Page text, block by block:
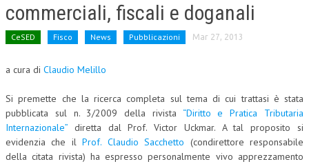
TRIBUTARIA
PENALE
NEWS
ARCHIVIO EVENTI (FINO AL 2022)
CORSI ENTI TERZI
PUBBLICAZIONI
commerciali, fiscali e doganali
CeSED Fisco News Pubblicazioni Mar 27, 2013
a cura di Claudio Melillo
Si premette che la ricerca completa sul tema di cui trattasi è stata
pubblicata sul n. 3/2009 della rivista “Diritto e Pratica Tributaria
Internazionale” diretta dal Prof. Victor Uckmar. A tal proposito si
evidenzia che ilProf. Claudio Sacchetto (condirettore responsabile
della citata rivista) ha espresso personalmente vivo apprezzamento